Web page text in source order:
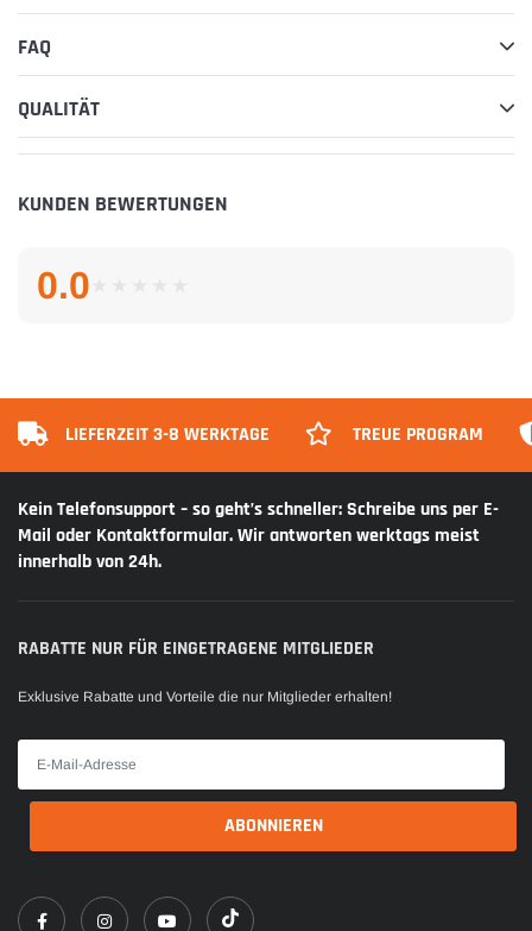
FAQ
QUALITÄT
KUNDEN BEWERTUNGEN
0.0
LIEFERZEIT 3-8 WERKTAGE TREUE PROGRAM
Kein Telefonsupport – so geht’s schneller: Schreibe uns per E-
Mail oder Kontaktformular. Wir antworten werktags meist
innerhalb von 24h.
RABATTE NUR FÜR EINGETRAGENE MITGLIEDER
Exklusive Rabatte und Vorteile die nur Mitglieder erhalten!